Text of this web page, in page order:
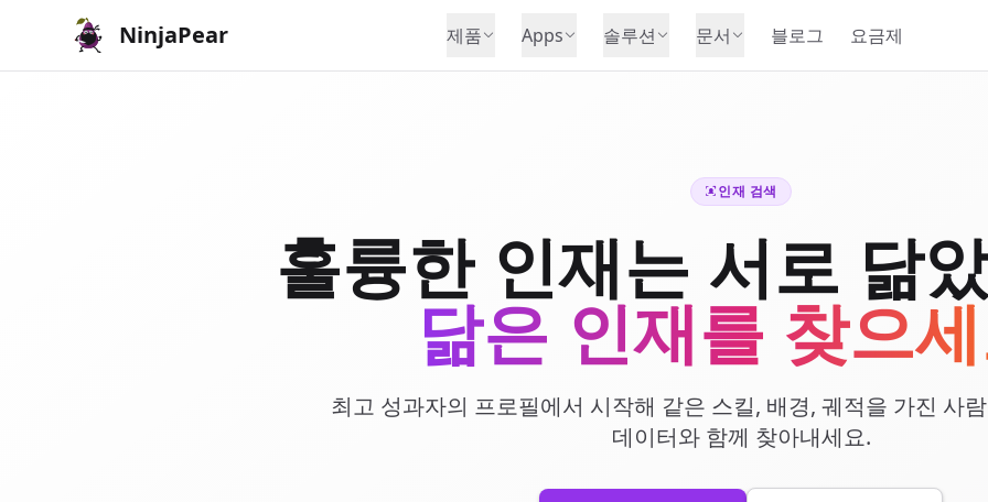
NinjaPear 제품 Apps 솔루션 문서 블로그 요금제
인재 검색
훌륭한 인재는 서로 닮
닮은 인재를 찾으
최고 성과자의 프로필에서 시작해 같은 스킬, 배경, 궤적을 가진 사
데이터와 함께 찾아내세요.